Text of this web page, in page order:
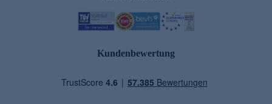
Kundenbewertung